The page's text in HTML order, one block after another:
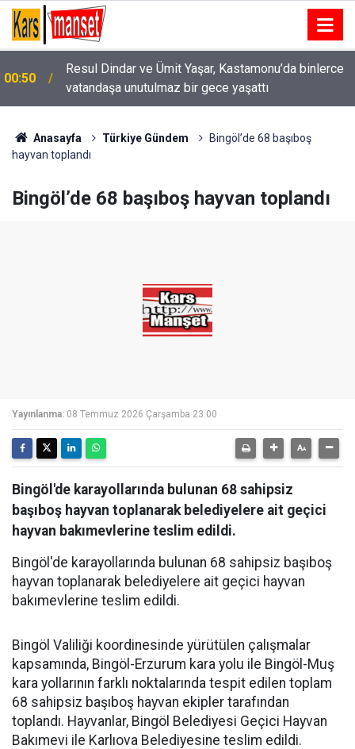
00:50
Resul Dindar ve Ümit Yaşar, Kastamonu’da binlerce
vatandaşa unutulmaz bir gece yaşattı
00:49 Menderes Belediye Başkanı İlkay Çiçek tutuklandı
Anasayfa Türkiye Gündem
Bingöl’de 68 başıboş
hayvan toplandı
Bingöl’de 68 başıboş hayvan toplandı
Yayınlanma: 08 Temmuz 2026 Çarşamba 23:00
Bingöl'de karayollarında bulunan 68 sahipsiz
başıboş hayvan toplanarak belediyelere ait geçici
hayvan bakımevlerine teslim edildi.
Bingöl'de karayollarında bulunan 68 sahipsiz başıboş
hayvan toplanarak belediyelere ait geçici hayvan
bakımevlerine teslim edildi.
Bingöl Valiliği koordinesinde yürütülen çalışmalar
kapsamında, Bingöl-Erzurum kara yolu ile Bingöl-Muş
kara yollarının farklı noktalarında tespit edilen toplam
68 sahipsiz başıboş hayvan ekipler tarafından
toplandı. Hayvanlar, Bingöl Belediyesi Geçici Hayvan
Bakımevi ile Karlıova Belediyesine teslim edildi.